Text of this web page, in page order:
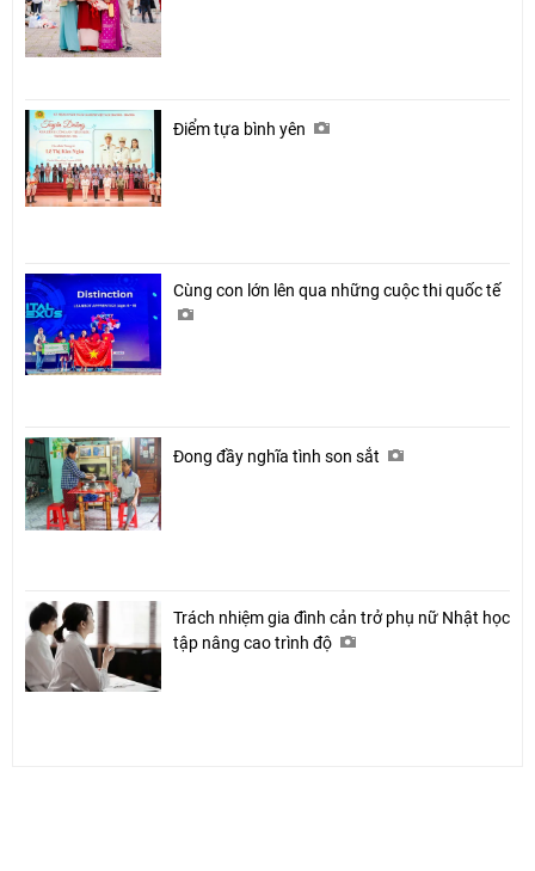
Điểm tựa bình yên
Cùng con lớn lên qua những cuộc thi quốc tế
Đong đầy nghĩa tình son sắt
Trách nhiệm gia đình cản trở phụ nữ Nhật học
tập nâng cao trình độ